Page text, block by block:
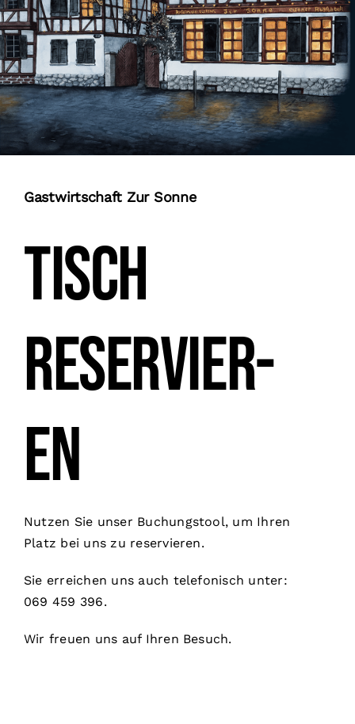
Gastwirtschaft Zur Sonne
Tisch
reser­vier­
en
Nutzen Sie unser Buchungstool, um Ihren
Platz bei uns zu reservieren.
Sie erreichen uns auch telefonisch unter:
069 459 396.
Wir freuen uns auf Ihren Besuch.